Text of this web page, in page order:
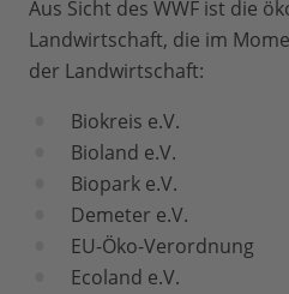
Aus Sicht des WWF ist die
Landwirtschaft, die im
der Landwirtschaft:
Biokreis e.V.
Bioland e.V.
Biopark e.V.
Demeter e.V.
EU-Öko-Verordnung
Ecoland e.V.